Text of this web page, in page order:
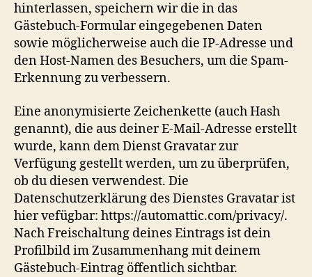
hinterlassen, speichern wir die in das
Gästebuch-Formular eingegebenen Daten
sowie möglicherweise auch die IP-Adresse und
den Host-Namen des Besuchers, um die Spam-
Erkennung zu verbessern.
Eine anonymisierte Zeichenkette (auch Hash
genannt), die aus deiner E-Mail-Adresse erstellt
wurde, kann dem Dienst Gravatar zur
Verfügung gestellt werden, um zu überprüfen,
ob du diesen verwendest. Die
Datenschutzerklärung des Dienstes Gravatar ist
hier vefügbar: https://automattic.com/privacy/.
Nach Freischaltung deines Eintrags ist dein
Profilbild im Zusammenhang mit deinem
Gästebuch-Eintrag öffentlich sichtbar.